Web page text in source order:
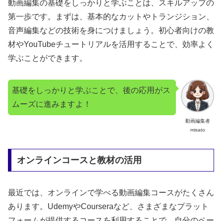
動画編集の基礎をしっかりと学ぶことは、スキルアップの
第一歩です。まずは、基本的なカットやトランジション、
音声編集などの技術を身につけましょう。初心者向けの教
材やYouTubeチュートリアルを活用することで、効率よく
学ぶことができます。
動画編集者
misato
基礎をしっかりと学ぶことで、後の応用がス
ムーズに進みますよ！
オンラインコースと教材の活用
最近では、オンラインで学べる動画編集コースがたくさん
あります。UdemyやCourseraなど、さまざまなプラット